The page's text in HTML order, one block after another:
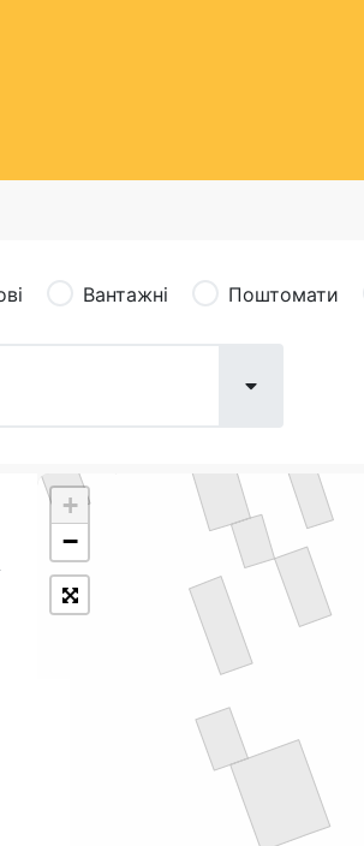
Вантажні Поштомати
Поштові послуги:
Укрпошта Експрес/тариф
«Пріоритетний»
Укрпошта Стандарт/
Доставка за межі України
Прийом вантажів
+
−